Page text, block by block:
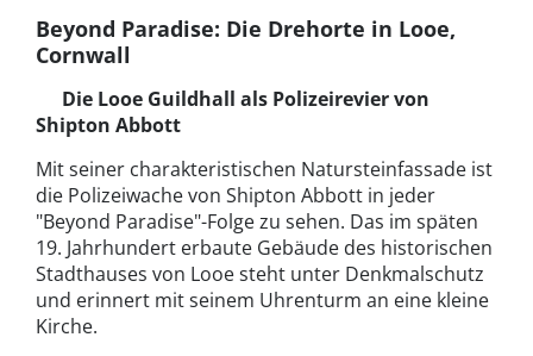
Beyond Paradise: Die Drehorte in Looe,
Cornwall
Die Looe Guildhall als Polizeirevier von
Shipton Abbott
Mit seiner charakteristischen Natursteinfassade ist
die Polizeiwache von Shipton Abbott in jeder
"Beyond Paradise"-Folge zu sehen. Das im späten
19. Jahrhundert erbaute Gebäude des historischen
Stadthauses von Looe steht unter Denkmalschutz
und erinnert mit seinem Uhrenturm an eine kleine
Kirche.